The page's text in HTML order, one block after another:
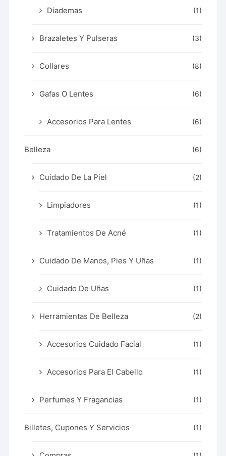
Diademas (1)
Brazaletes Y Pulseras (3)
Collares (8)
Gafas O Lentes (6)
Accesorios Para Lentes (6)
Belleza (6)
Cuidado De La Piel (2)
Limpiadores (1)
Tratamientos De Acné (1)
Cuidado De Manos, Pies Y Uñas (1)
Cuidado De Uñas (1)
Herramientas De Belleza (2)
Accesorios Cuidado Facial (1)
Accesorios Para El Cabello (1)
Perfumes Y Fragancias (1)
Billetes, Cupones Y Servicios (1)